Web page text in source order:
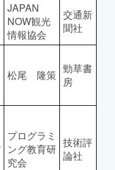
JAPAN
NOW観光
情報協会
交通新
聞社
松尾 隆策 勁草書
房
プログラミ
ング教育研
究会
技術評
論社